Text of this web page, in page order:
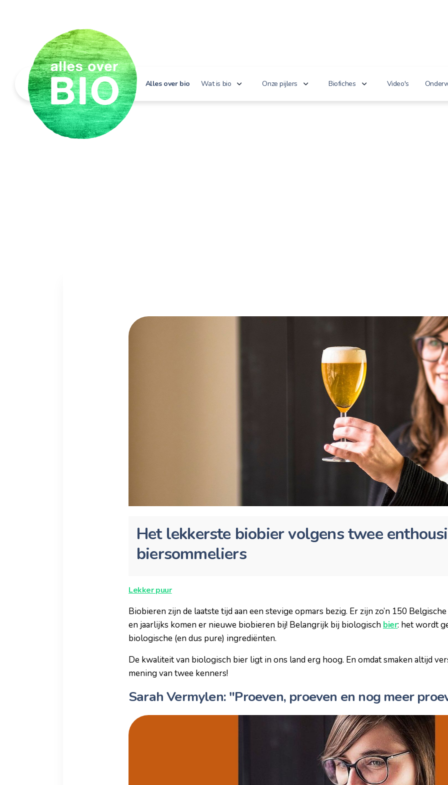
Alles over bio Wat is bio Onze pijlers Biofiches Video's
Het lekkerste biobier volgens twee
biersommeliers
Lekker puur
Biobieren zijn de laatste tijd aan een stevige opmars bezig. Er zijn zo’n 150
en jaarlijks komen er nieuwe biobieren bij! Belangrijk bij biologisch bier: het wordt
biologische (en dus pure) ingrediënten.
De kwaliteit van biologisch bier ligt in ons land erg hoog. En omdat smaken altijd
mening van twee kenners!
Sarah Vermylen: "Proeven, proeven en nog meer